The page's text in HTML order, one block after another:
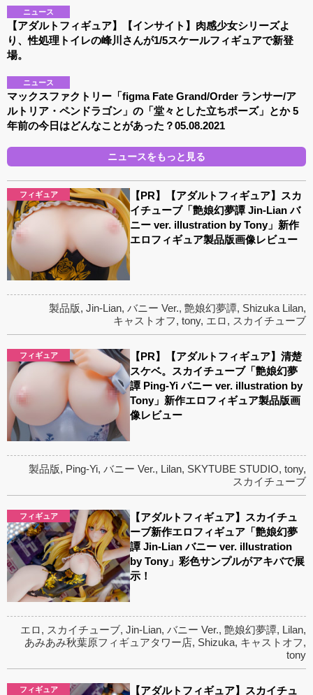
ニュース
【アダルトフィギュア】【インサイト】肉感少女シリーズよ
り、性処理トイレの峰川さんが1/5スケールフィギュアで新登
場。
ニュース
マックスファクトリー「figma Fate Grand/Order ランサー/ア
ルトリア・ペンドラゴン」の「堂々とした立ちポーズ」とか 5
年前の今日はどんなことがあった？05.08.2021
ニュースをもっと見る
フィギュア
【PR】【アダルトフィギュア】スカ
イチューブ「艶娘幻夢譚 Jin-Lian バ
ニー ver. illustration by Tony」新作
エロフィギュア製品版画像レビュー
製品版, Jin-Lian, バニー Ver., 艶娘幻夢譚, Shizuka Lilan,
キャストオフ, tony, エロ, スカイチューブ
フィギュア
【PR】【アダルトフィギュア】清楚
スケベ。スカイチューブ「艶娘幻夢
譚 Ping-Yi バニー ver. illustration by
Tony」新作エロフィギュア製品版画
像レビュー
製品版, Ping-Yi, バニー Ver., Lilan, SKYTUBE STUDIO, tony,
スカイチューブ
フィギュア
【アダルトフィギュア】スカイチュ
ーブ新作エロフィギュア「艶娘幻夢
譚 Jin-Lian バニー ver. illustration
by Tony」彩色サンプルがアキバで展
示！
エロ, スカイチューブ, Jin-Lian, バニー Ver., 艶娘幻夢譚, Lilan,
あみあみ秋葉原フィギュアタワー店, Shizuka, キャストオフ,
tony
フィギュア 【アダルトフィギュア】スカイチュ